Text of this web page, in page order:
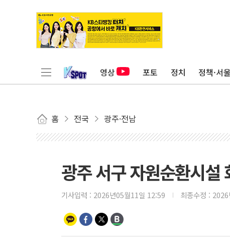
영상 포토 정치 정책·서울
홈 전국 광주·전남
광주 서구 자원순환시
기사입력 : 2026년05월11일 12:59 최종수정 :